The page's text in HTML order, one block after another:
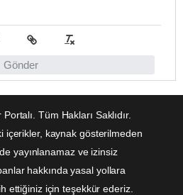
Gönder
Tüm Hakları Saklıdır.
içerikler, kaynak gösterilmeden
yayınlanamaz ve izinsiz
hakkında yasal yollara
ettiğiniz için teşekkür ederiz.